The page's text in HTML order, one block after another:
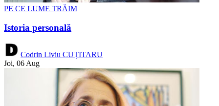
PE CE LUME TRĂIM
Istoria personală
Codrin Liviu CUȚITARU
Joi, 06 Aug